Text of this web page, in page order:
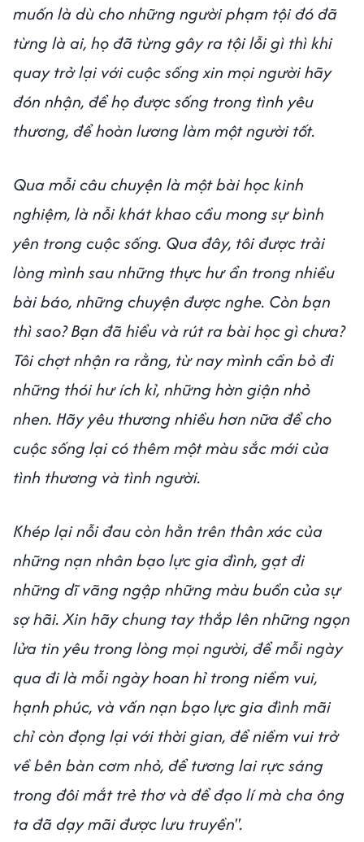
muốn là dù cho những người phạm tội đó đã
từng là ai, họ đã từng gây ra tội lỗi gì thì khi
quay trở lại với cuộc sống xin mọi người hãy
đón nhận, để họ được sống trong tình yêu
thương, để hoàn lương làm một người tốt.
Qua mỗi câu chuyện là một bài học kinh
nghiệm, là nỗi khát khao cầu mong sự bình
yên trong cuộc sống. Qua đây, tôi được trải
lòng mình sau những thực hư ẩn trong nhiều
bài báo, những chuyện được nghe. Còn bạn
thì sao? Bạn đã hiểu và rút ra bài học gì chưa?
Tôi chợt nhận ra rằng, từ nay mình cần bỏ đi
những thói hư ích kỉ, những hờn giận nhỏ
nhen. Hãy yêu thương nhiều hơn nữa để cho
cuộc sống lại có thêm một màu sắc mới của
tình thương và tình người.
Khép lại nỗi đau còn hằn trên thân xác của
những nạn nhân bạo lực gia đình, gạt đi
những dĩ vãng ngập những màu buồn của sự
sợ hãi. Xin hãy chung tay thắp lên những ngọn
lửa tin yêu trong lòng mọi người, để mỗi ngày
qua đi là mỗi ngày hoan hỉ trong niềm vui,
hạnh phúc, và vấn nạn bạo lực gia đình mãi
chỉ còn đọng lại với thời gian, để niềm vui trở
về bên bàn cơm nhỏ, để tương lai rực sáng
trong đôi mắt trẻ thơ và để đạo lí mà cha ông
ta đã dạy mãi được lưu truyền".